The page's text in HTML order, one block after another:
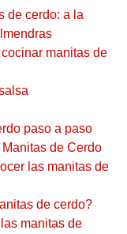
de cerdo: a la
manitas de
paso a paso
de Cerdo
las manitas de
de cerdo?
manitas de